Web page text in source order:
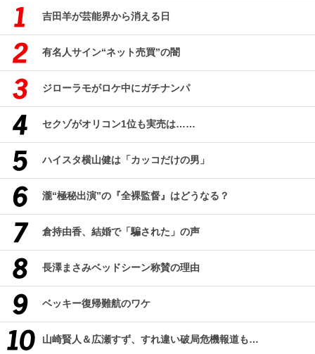
吉田羊が芸能界から消える日
有名人サイン“ネット売買”の闇
ジローラモがロケ中にガチナンパ
セクゾがオリコン1位も実売は……
ハイスタ横山健は「カッコだけの男」
瀧“極秘出演”の『全裸監督』はどうなる？
倉持由香、結婚で「騙された」の声
長澤まさみベッドシーン称賛の理由
ベッキー復帰難航のワケ
山崎賢人＆広瀬すず、すれ違い破局危機報道も…